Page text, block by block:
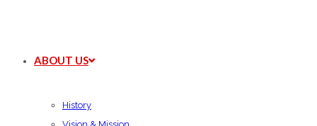
ABOUT US
History